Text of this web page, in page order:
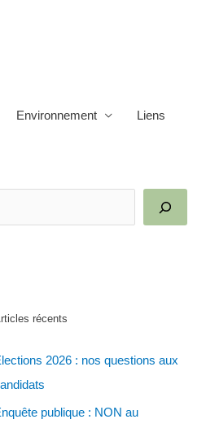
Environnement Liens
récents
2026 : nos questions aux
publique : NON au